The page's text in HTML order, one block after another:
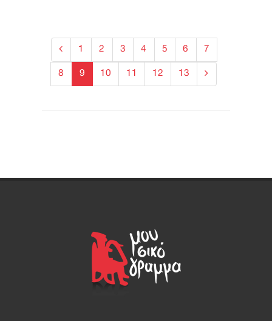
1 2 3 4 5 6 7
8 9 10 11 12 13